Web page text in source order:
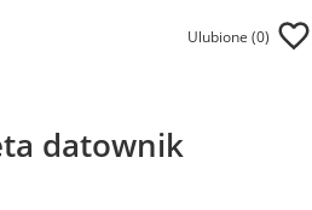
Ulubione (0)
datownik